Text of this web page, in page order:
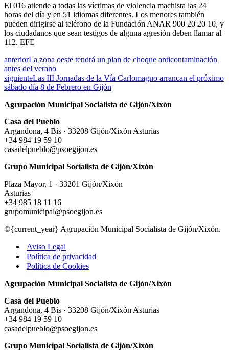
El 016 atiende a todas las víctimas de violencia machista las 24
horas del día y en 51 idiomas diferentes. Los menores también
pueden dirigirse al teléfono de la Fundación ANAR 900 20 20 10, y
los ciudadanos que sean testigos de alguna agresión deben llamar al
112. EFE
anteriorLa zona oeste tendrá un plan de choque anticontaminación
antes del verano
siguienteLas III Jornadas de la Vía Carlomagno arrancan el próximo
sábado día 8 de Febrero en Gijón
Agrupación Municipal Socialista de Gijón/Xixón
Casa del Pueblo
Argandona, 4 Bis · 33208 Gijón/Xixón Asturias
+34 984 19 59 10
casadelpueblo@psoegijon.es
Grupo Municipal Socialista de Gijón/Xixón
Plaza Mayor, 1 · 33201 Gijón/Xixón
Asturias
+34 985 18 11 16
grupomunicipal@psoegijon.es
©{current_year} Agrupación Municipal Socialista de Gijón/Xixón.
Aviso Legal
Política de privacidad
Política de Cookies
Agrupación Municipal Socialista de Gijón/Xixón
Casa del Pueblo
Argandona, 4 Bis · 33208 Gijón/Xixón Asturias
+34 984 19 59 10
casadelpueblo@psoegijon.es
Grupo Municipal Socialista de Gijón/Xixón